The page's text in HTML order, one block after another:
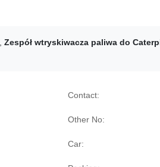
Zespół wtryskiwacza paliwa do
Contact:
Other No:
Car: